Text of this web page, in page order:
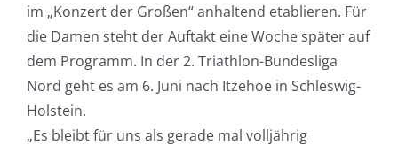
im „Konzert der Großen“ anhaltend etablieren. Für
die Damen steht der Auftakt eine Woche später auf
dem Programm. In der 2. Triathlon-Bundesliga
Nord geht es am 6. Juni nach Itzehoe in Schleswig-
Holstein.
„Es bleibt für uns als gerade mal volljährig